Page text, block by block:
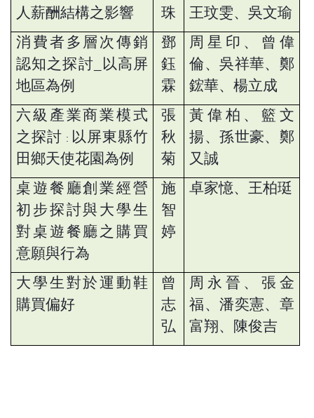
人薪酬結構之影響
珠
王玟雯、吳文瑜
消費者多層次傳銷
認知之探討
以高屏
地區為例
鄧
鈺
霖
周星印、曾偉
倫、吳祥華、鄭
鋐華、楊立成
六級產業商業模式
之探討 : 以屏東縣竹
田鄉天使花園為例
張
秋
菊
黃偉柏、籃文
揚、孫世豪、鄭
又誠
桌遊餐廳創業經營
初步探討與大學生
對桌遊餐廳之購買
意願與行為
施
智
婷
卓家憶、王柏珽
大學生對於運動鞋
購買偏好
曾
志
弘
周永晉、張金
福、潘奕憲、章
富翔、陳俊吉